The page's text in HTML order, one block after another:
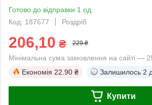
Готово до відправки 1 од.
Код: 187677
Роздріб
206,10 ₴ 229 ₴
Мінімальна сума замовлення на сайті —
Економія 22.90 ₴ Залишилось 2
Купити